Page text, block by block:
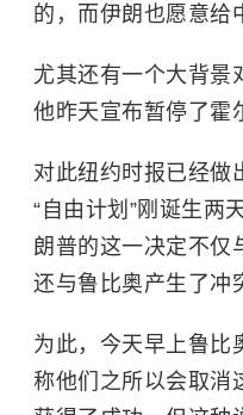
的，而伊朗也愿意给
尤其还有一个大背景
他昨天宣布暂停了霍
对此纽约时报已经做
“自由计划”刚诞生两
朗普的这一决定不仅
还与鲁比奥产生了冲
为此，今天早上鲁比
称他们之所以会取消